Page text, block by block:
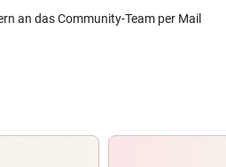
an das Community-Team per Mail